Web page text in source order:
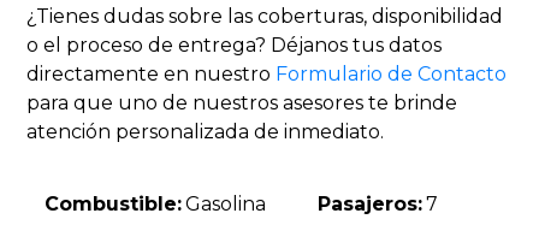
¿Tienes dudas sobre las coberturas, disponibilidad
o el proceso de entrega? Déjanos tus datos
directamente en nuestro Formulario de Contacto
para que uno de nuestros asesores te brinde
atención personalizada de inmediato.
Combustible:Gasolina Pasajeros:7